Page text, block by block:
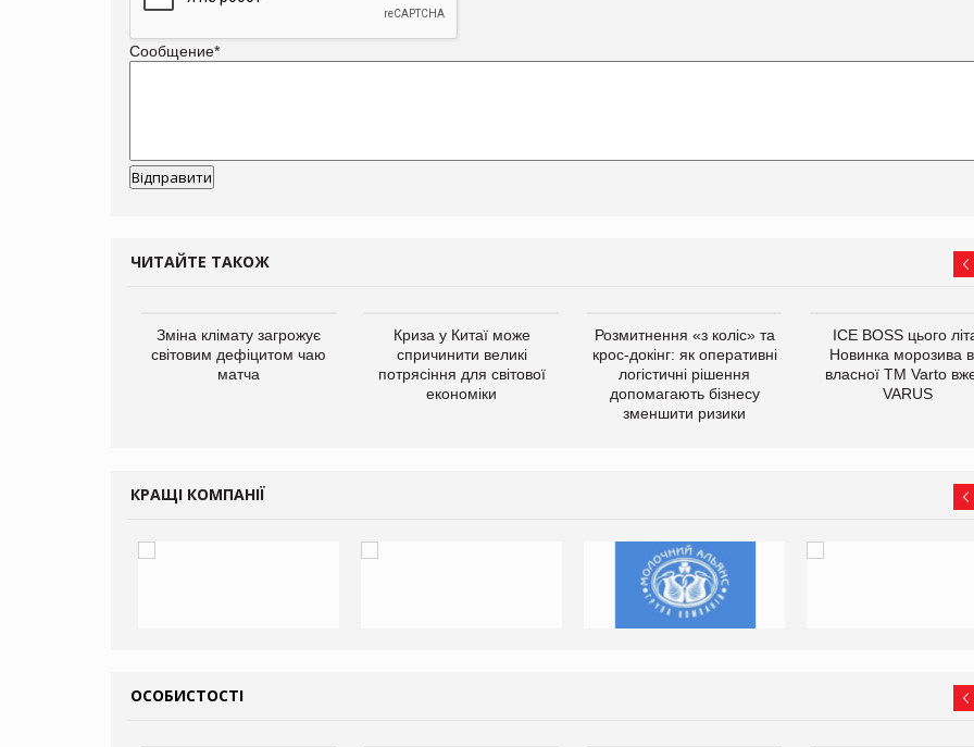
Сообщение*
ЧИТАЙТЕ ТАКОЖ
Зміна клімату загрожує
світовим дефіцитом чаю
матча
Криза у Китаї може
спричинити великі
потрясіння для світової
економіки
Розмитнення «з коліс» та
крос-докінг: як оперативні
логістичні рішення
допомагають бізнесу
зменшити ризики
ICE BOSS цього
Новинка морозива
власної ТМ Varto
VARUS
КРАЩІ КОМПАНІЇ
ОСОБИСТОСТІ